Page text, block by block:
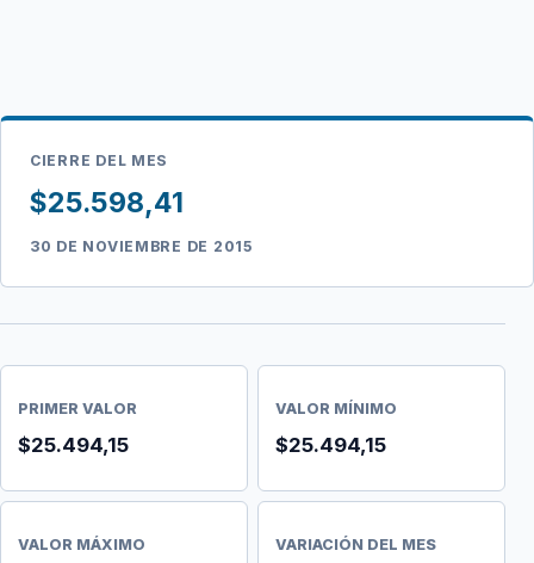
CIERRE DEL MES
$25.598,41
30 DE NOVIEMBRE DE 2015
PRIMER VALOR
$25.494,15
VALOR MÍNIMO
$25.494,15
VALOR MÁXIMO VARIACIÓN DEL MES